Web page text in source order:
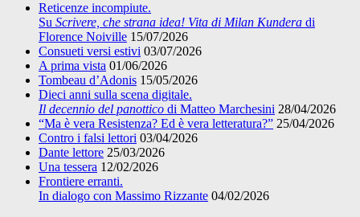
Reticenze incompiute.
Su Scrivere, che strana idea! Vita di Milan Kundera di
Florence Noiville 15/07/2026
Consueti versi estivi 03/07/2026
A prima vista 01/06/2026
Tombeau d’Adonis 15/05/2026
Dieci anni sulla scena digitale.
Il decennio del panottico di Matteo Marchesini 28/04/2026
“Ma è vera Resistenza? Ed è vera letteratura?” 25/04/2026
Contro i falsi lettori 03/04/2026
Dante lettore 25/03/2026
Una tessera 12/02/2026
Frontiere erranti.
In dialogo con Massimo Rizzante 04/02/2026